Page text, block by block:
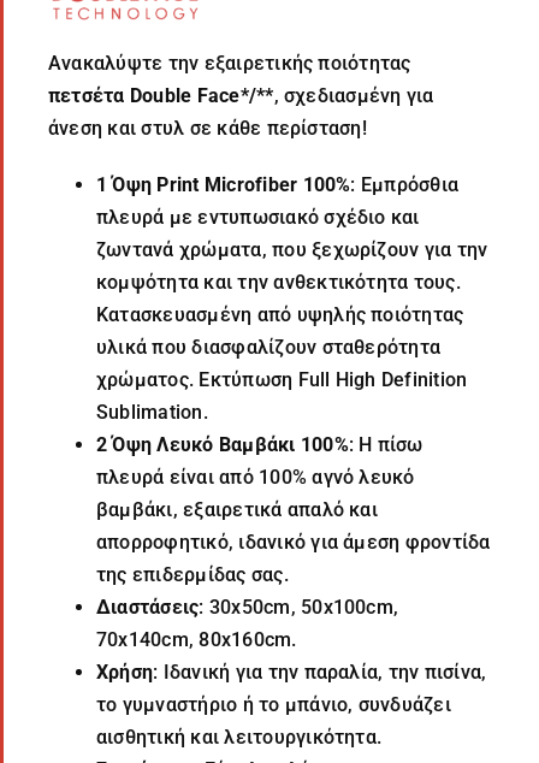
Ανακαλύψτε την εξαιρετικής ποιότητας
πετσέτα Double Face*/**, σχεδιασμένη για
άνεση και στυλ σε κάθε περίσταση!
1 Όψη Print Microfiber 100%: Εμπρόσθια
πλευρά με εντυπωσιακό σχέδιο και
ζωντανά χρώματα, που ξεχωρίζουν για την
κομψότητα και την ανθεκτικότητα τους.
Κατασκευασμένη από υψηλής ποιότητας
υλικά που διασφαλίζουν σταθερότητα
χρώματος. Εκτύπωση Full
High Definition
Sublimation.
2 Όψη Λευκό Βαμβάκι 100%: Η πίσω
πλευρά είναι από 100% αγνό λευκό
βαμβάκι, εξαιρετικά απαλό και
απορροφητικό, ιδανικό για άμεση φροντίδα
της επιδερμίδας σας.
Διαστάσεις: 30x50cm, 50x100cm,
70x140cm, 80x160cm.
Χρήση: Ιδανική για την παραλία, την πισίνα,
το γυμναστήριο ή το μπάνιο, συνδυάζει
αισθητική και λειτουργικότητα.